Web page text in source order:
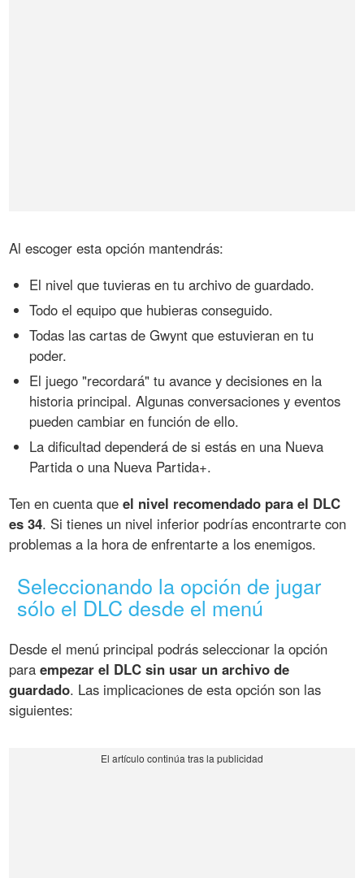
Al escoger esta opción mantendrás:
El nivel que tuvieras en tu archivo de guardado.
Todo el equipo que hubieras conseguido.
Todas las cartas de Gwynt que estuvieran en tu
poder.
El juego "recordará" tu avance y decisiones en la
historia principal. Algunas conversaciones y eventos
pueden cambiar en función de ello.
La dificultad dependerá de si estás en una Nueva
Partida o una Nueva Partida+.
Ten en cuenta queel nivel recomendado para el DLC
es 34. Si tienes un nivel inferior podrías encontrarte con
problemas a la hora de enfrentarte a los enemigos.
Seleccionando la opción de jugar
sólo el DLC desde el menú
Desde el menú principal podrás seleccionar la opción
paraempezar el DLC sin usar un archivo de
guardado. Las implicaciones de esta opción son las
siguientes: